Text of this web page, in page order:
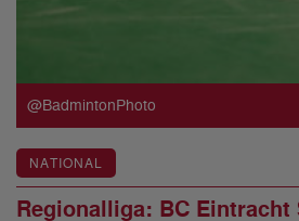
@BadmintonPhoto
NATIONAL
Regionalliga: BC Eintracht